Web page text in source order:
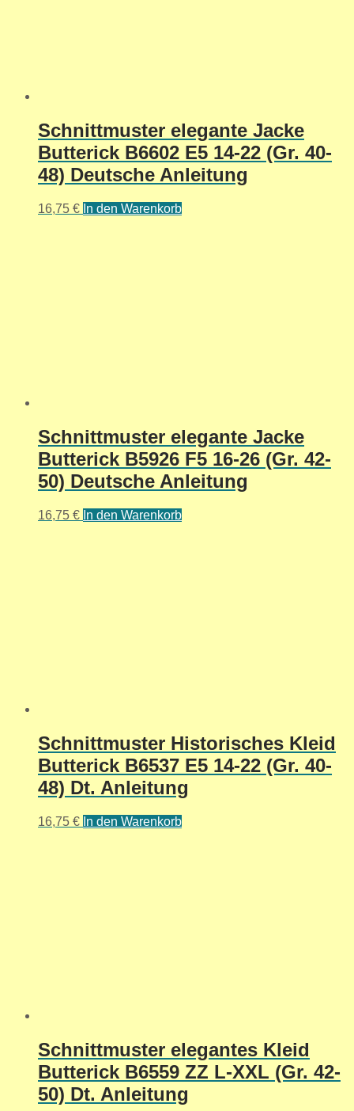
Schnittmuster elegante Jacke
Butterick B6602 E5 14-22 (Gr. 40-
48) Deutsche Anleitung
16,75 € In den Warenkorb
Schnittmuster elegante Jacke
Butterick B5926 F5 16-26 (Gr. 42-
50) Deutsche Anleitung
16,75 € In den Warenkorb
Schnittmuster Historisches Kleid
Butterick B6537 E5 14-22 (Gr. 40-
48) Dt. Anleitung
16,75 € In den Warenkorb
Schnittmuster elegantes Kleid
Butterick B6559 ZZ L-XXL (Gr. 42-
50) Dt. Anleitung